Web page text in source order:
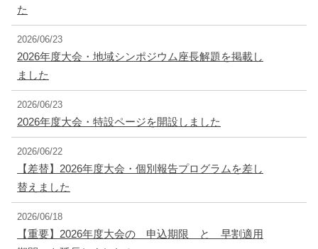
た
2026/06/23
2026年度大会・地域シンポジウム座長解題を掲載し
ました
2026/06/23
2026年度大会・特設ページを開設しました
2026/06/22
【差替】2026年度大会・個別報告プログラムを差し
替えました
2026/06/18
【重要】2026年度大会の 申込期限 と 早割適用